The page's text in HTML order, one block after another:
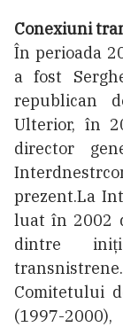
Conexiuni
În perioada
a fost
republican
Ulterior, în
director
prezent.La
luat în 2002
dintre
Comitetului
(1997-